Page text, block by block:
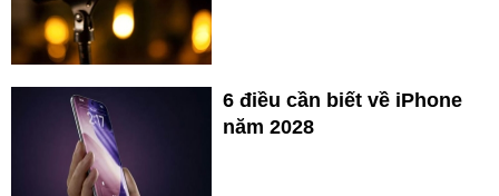
6 điều cần biết về iPhone
năm 2028